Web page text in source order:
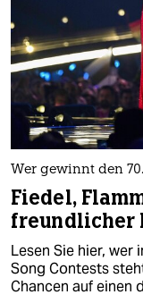
Wer gewinnt den
Fiedel,
freundlicher
Lesen Sie hier, wer
Song Contests
Chancen auf einen